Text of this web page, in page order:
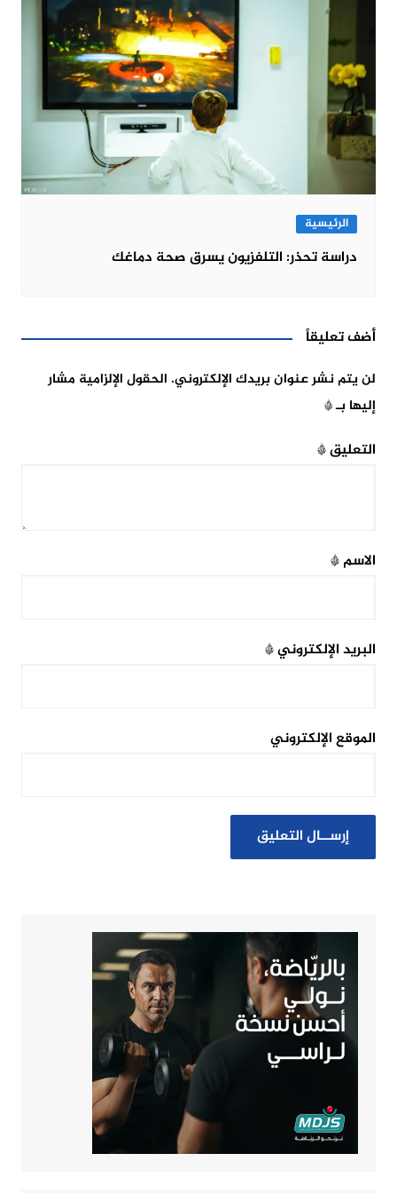
الرئيسية
دراسة تحذر: التلفزيون يسرق صحة دماغك
أضف تعليقاً
لن يتم نشر عنوان بريدك الإلكتروني. الحقول الإلزامية مشار
إليها بـ*
التعليق*
الاسم*
البريد الإلكتروني*
الموقع الإلكتروني